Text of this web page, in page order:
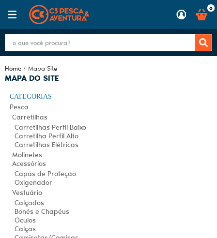
0
MAPA DO SITE
Home Mapa Site
CATEGORIAS
Pesca
Carretilhas
Carretilhas Perfil Baixo
Carretilha Perfil Alto
Carretilhas Elétricas
Molinetes
Acessórios
Capas de Proteção
Oxigenador
Vestuário
Calçados
Bonés e Chapéus
Óculos
Calças